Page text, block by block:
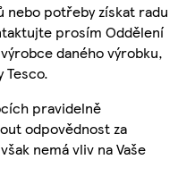
nebo potřeby získat radu
prosím Oddělení
daného výrobku,
Tesco.
pravidelně
odpovědnost za
nemá vliv na Vaše